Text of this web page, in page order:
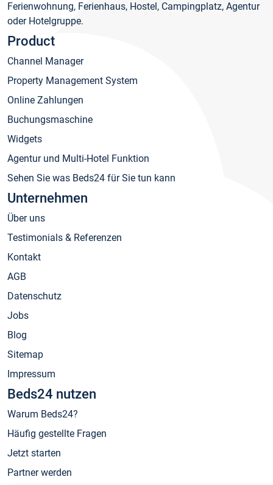
Ferienwohnung, Ferienhaus, Hostel, Campingplatz, Agentur
oder Hotelgruppe.
Product
Channel Manager
Property Management System
Online Zahlungen
Buchungsmaschine
Widgets
Agentur und Multi-Hotel Funktion
Sehen Sie was Beds24 für Sie tun kann
Unternehmen
Über uns
Testimonials & Referenzen
Kontakt
AGB
Datenschutz
Jobs
Blog
Sitemap
Impressum
Beds24 nutzen
Warum Beds24?
Häufig gestellte Fragen
Jetzt starten
Partner werden